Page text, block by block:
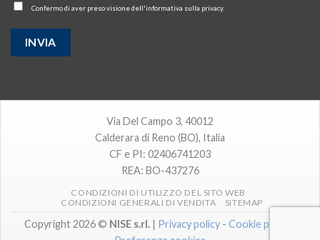
Confermo di aver preso visione dell'informativa sulla privacy.
Via Del Campo 3, 40012
Calderara di Reno (BO), Italia
CF e PI: 02406741203
REA: BO-437276
CONDIZIONI DI UTILIZZO DEL SITO WEB
CONDIZIONI GENERALI DI VENDITA
SITEMAP
Copyright 2026 © NISE s.rl.| Privacy policy- Cookie policy